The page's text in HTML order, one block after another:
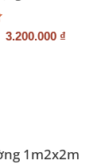
Giá
3.200.000 ₫
1m2x2m